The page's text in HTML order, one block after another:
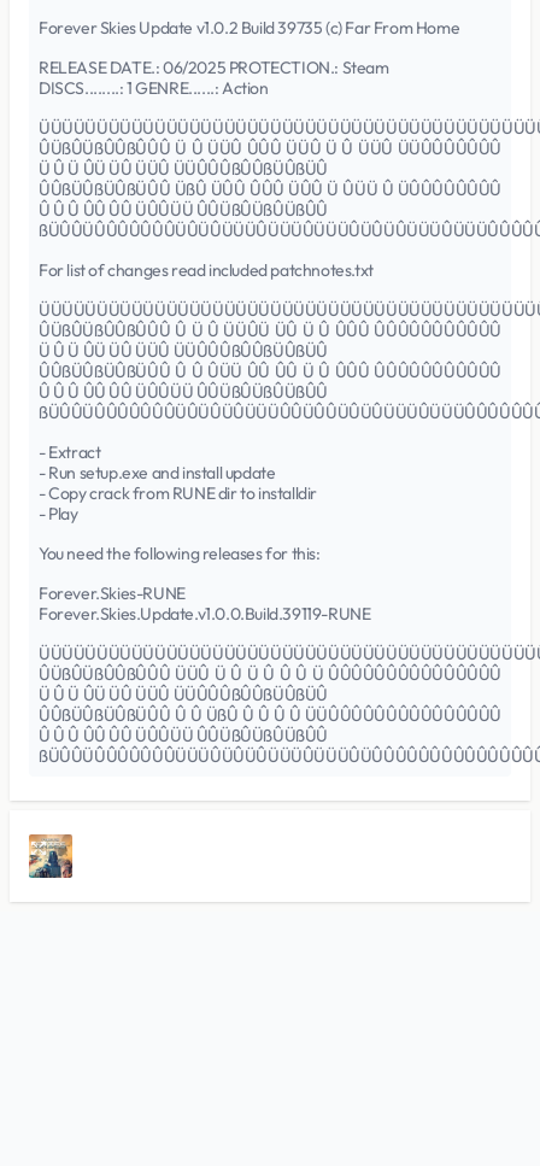
Forever Skies Update v1.0.2 Build 39735 (c) Far From Home
RELEASE DATE.: 06/2025 PROTECTION.: Steam
DISCS........: 1 GENRE......: Action
ÛÜßÛÜßÛÛßÛÛÛ Ü Û ÜÜÛ ÛÛÛ ÜÜÛ Ü Û ÜÜÛ ÜÜÛÛÛÛÛÛÛ
Ü Û Ü ÛÜ ÜÛ ÜÜÛ ÜÜÛÛÛßÛÛßÜÛßÜÛ
ÛÛßÜÛßÜÛßÜÛÛ ÜßÛ ÜÛÛ ÛÛÛ ÜÛÛ Ü ÛÜÜ Û ÜÛÛÛÛÛÛÛÛ
Û Û Û ÛÛ ÛÛ ÜÛÛÜÜ ÛÛÜßÛÜßÛÜßÛÛ
For list of changes read included patchnotes.txt
ÛÜßÛÜßÛÛßÛÛÛ Û Ü Û ÜÜÛÜ ÜÛ Ü Û ÛÛÛ ÛÛÛÛÛÛÛÛÛÛÛ
Ü Û Ü ÛÜ ÜÛ ÜÜÛ ÜÜÛÛÛßÛÛßÜÛßÜÛ
ÛÛßÜÛßÜÛßÜÛÛ Û Û ÛÜÜ ÛÛ ÛÛ Ü Û ÛÛÛ ÛÛÛÛÛÛÛÛÛÛÛ
Û Û Û ÛÛ ÛÛ ÜÛÛÜÜ ÛÛÜßÛÜßÛÜßÛÛ
- Extract
- Run setup.exe and install update
- Copy crack from RUNE dir to installdir
- Play
You need the following releases for this:
Forever.Skies-RUNE
Forever.Skies.Update.v1.0.0.Build.39119-RUNE
ÛÜßÛÜßÛÛßÛÛÛ ÜÜÛ Ü Û Ü Û Û Û Ü ÛÛÛÛÛÛÛÛÛÛÛÛÛÛÛ
Ü Û Ü ÛÜ ÜÛ ÜÜÛ ÜÜÛÛÛßÛÛßÜÛßÜÛ
ÛÛßÜÛßÜÛßÜÛÛ Û Û ÜßÛ Û Û Û Û ÜÜÛÛÛÛÛÛÛÛÛÛÛÛÛÛÛ
Û Û Û ÛÛ ÛÛ ÜÛÛÜÜ ÛÛÜßÛÜßÛÜßÛÛ